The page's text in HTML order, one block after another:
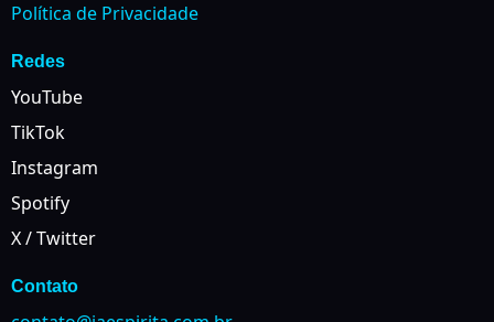
Política de Privacidade
Redes
YouTube
TikTok
Instagram
Spotify
X / Twitter
Contato